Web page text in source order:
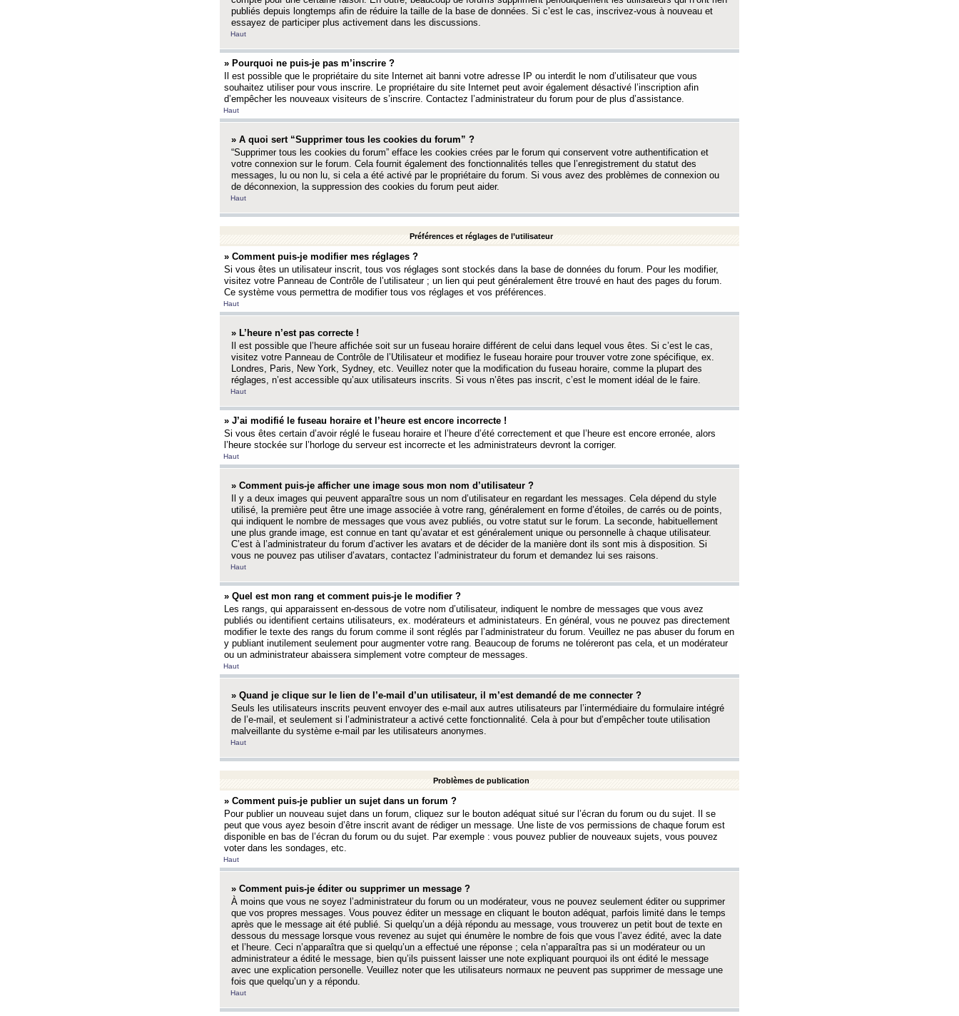
publiés depuis longtemps afin de réduire la taille de la base de données. Si c’est le cas, inscrivez-vous à nouveau et
essayez de participer plus activement dans les discussions.
Haut
» Pourquoi ne puis-je pas m’inscrire ?
Il est possible que le propriétaire du site Internet ait banni votre adresse IP ou interdit le nom d’utilisateur que vous
souhaitez utiliser pour vous inscrire. Le propriétaire du site Internet peut avoir également désactivé l’inscription afin
d’empêcher les nouveaux visiteurs de s’inscrire. Contactez l’administrateur du forum pour de plus d’assistance.
Haut
» A quoi sert “Supprimer tous les cookies du forum” ?
“Supprimer tous les cookies du forum” efface les cookies crées par le forum qui conservent votre authentification et
votre connexion sur le forum. Cela fournit également des fonctionnalités telles que l’enregistrement du statut des
messages, lu ou non lu, si cela a été activé par le propriétaire du forum. Si vous avez des problèmes de connexion ou
de déconnexion, la suppression des cookies du forum peut aider.
Haut
Préférences et réglages de l’utilisateur
» Comment puis-je modifier mes réglages ?
Si vous êtes un utilisateur inscrit, tous vos réglages sont stockés dans la base de données du forum. Pour les modifier,
visitez votre Panneau de Contrôle de l’utilisateur ; un lien qui peut généralement être trouvé en haut des pages du forum.
Ce système vous permettra de modifier tous vos réglages et vos préférences.
Haut
» L’heure n’est pas correcte !
Il est possible que l’heure affichée soit sur un fuseau horaire différent de celui dans lequel vous êtes. Si c’est le cas,
visitez votre Panneau de Contrôle de l’Utilisateur et modifiez le fuseau horaire pour trouver votre zone spécifique, ex.
Londres, Paris, New York, Sydney, etc. Veuillez noter que la modification du fuseau horaire, comme la plupart des
réglages, n’est accessible qu’aux utilisateurs inscrits. Si vous n’êtes pas inscrit, c’est le moment idéal de le faire.
Haut
» J’ai modifié le fuseau horaire et l’heure est encore incorrecte !
Si vous êtes certain d’avoir réglé le fuseau horaire et l’heure d’été correctement et que l’heure est encore erronée, alors
l’heure stockée sur l’horloge du serveur est incorrecte et les administrateurs devront la corriger.
Haut
» Comment puis-je afficher une image sous mon nom d’utilisateur ?
Il y a deux images qui peuvent apparaître sous un nom d’utilisateur en regardant les messages. Cela dépend du style
utilisé, la première peut être une image associée à votre rang, généralement en forme d’étoiles, de carrés ou de points,
qui indiquent le nombre de messages que vous avez publiés, ou votre statut sur le forum. La seconde, habituellement
une plus grande image, est connue en tant qu’avatar et est généralement unique ou personnelle à chaque utilisateur.
C’est à l’administrateur du forum d’activer les avatars et de décider de la manière dont ils sont mis à disposition. Si
vous ne pouvez pas utiliser d’avatars, contactez l’administrateur du forum et demandez lui ses raisons.
Haut
» Quel est mon rang et comment puis-je le modifier ?
Les rangs, qui apparaissent en-dessous de votre nom d’utilisateur, indiquent le nombre de messages que vous avez
publiés ou identifient certains utilisateurs, ex. modérateurs et administateurs. En général, vous ne pouvez pas directement
modifier le texte des rangs du forum comme il sont réglés par l’administrateur du forum. Veuillez ne pas abuser du forum en
y publiant inutilement seulement pour augmenter votre rang. Beaucoup de forums ne toléreront pas cela, et un modérateur
ou un administrateur abaissera simplement votre compteur de messages.
Haut
» Quand je clique sur le lien de l’e-mail d’un utilisateur, il m’est demandé de me connecter ?
Seuls les utilisateurs inscrits peuvent envoyer des e-mail aux autres utilisateurs par l’intermédiaire du formulaire intégré
de l’e-mail, et seulement si l’administrateur a activé cette fonctionnalité. Cela à pour but d’empêcher toute utilisation
malveillante du système e-mail par les utilisateurs anonymes.
Haut
Problèmes de publication
» Comment puis-je publier un sujet dans un forum ?
Pour publier un nouveau sujet dans un forum, cliquez sur le bouton adéquat situé sur l’écran du forum ou du sujet. Il se
peut que vous ayez besoin d’être inscrit avant de rédiger un message. Une liste de vos permissions de chaque forum est
disponible en bas de l’écran du forum ou du sujet. Par exemple : vous pouvez publier de nouveaux sujets, vous pouvez
voter dans les sondages, etc.
Haut
» Comment puis-je éditer ou supprimer un message ?
À moins que vous ne soyez l’administrateur du forum ou un modérateur, vous ne pouvez seulement éditer ou supprimer
que vos propres messages. Vous pouvez éditer un message en cliquant le bouton adéquat, parfois limité dans le temps
après que le message ait été publié. Si quelqu’un a déjà répondu au message, vous trouverez un petit bout de texte en
dessous du message lorsque vous revenez au sujet qui énumère le nombre de fois que vous l’avez édité, avec la date
et l’heure. Ceci n’apparaîtra que si quelqu’un a effectué une réponse ; cela n’apparaîtra pas si un modérateur ou un
administrateur a édité le message, bien qu’ils puissent laisser une note expliquant pourquoi ils ont édité le message
avec une explication personelle. Veuillez noter que les utilisateurs normaux ne peuvent pas supprimer de message une
fois que quelqu’un y a répondu.
Haut